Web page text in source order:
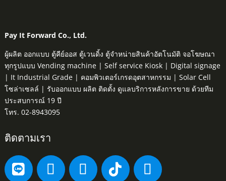
Pay It Forward Co., Ltd.
ผู้ผลิต ออกแบบ ตู้คีย์ออส ตู้เวนดิ้ง ตู้จำหน่ายสินค้าอัตโนมัติ จอโฆษณา
ทุกรูปแบบ Vending machine | Self service Kiosk | Digital signage
| It Industrial Grade | คอมพิวเตอร์เกรดอุตสาหกรรม | Solar Cell
โซล่าเซลล์ | รับออกแบบ ผลิต ติดตั้ง ดูแลบริการหลังการขาย ด้วยทีม
ประสบการณ์ 19 ปี
โทร. 02-8943095
ติดตามเรา